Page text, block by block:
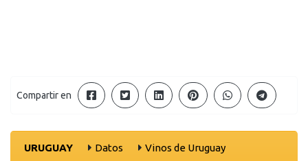
Compartir en
URUGUAY Datos
Vinos de Uruguay